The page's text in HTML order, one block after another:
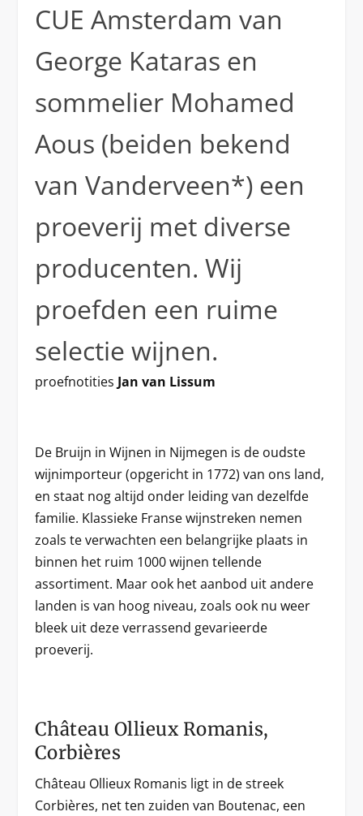
CUE Amsterdam van
George Kataras en
sommelier Mohamed
Aous (beiden bekend
van Vanderveen*) een
proeverij met diverse
producenten. Wij
proefden een ruime
selectie wijnen.
proefnotities Jan van Lissum
De Bruijn in Wijnen in Nijmegen is de oudste
wijnimporteur (opgericht in 1772) van ons land,
en staat nog altijd onder leiding van dezelfde
familie. Klassieke Franse wijnstreken nemen
zoals te verwachten een belangrijke plaats in
binnen het ruim 1000 wijnen tellende
assortiment. Maar ook het aanbod uit andere
landen is van hoog niveau, zoals ook nu weer
bleek uit deze verrassend gevarieerde
proeverij.
Château Ollieux Romanis,
Corbières
Château Ollieux Romanis ligt in de streek
Corbières, net ten zuiden van Boutenac, een